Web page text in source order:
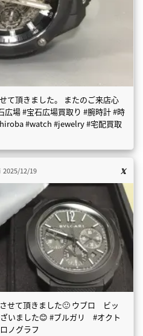
て頂きました。 またのご来店心
広場 #宝石広場買取り #腕時計 #時
#watch #jewelry #宅配買取
2025/12/19
せて頂きました🙂 ウブロ ビッ
いました😊 #ブルガリ #オクト
ノグラフ